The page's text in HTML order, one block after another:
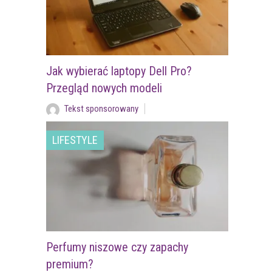
Jak wybierać laptopy Dell Pro?
Przegląd nowych modeli
Tekst sponsorowany
LIFESTYLE
Perfumy niszowe czy zapachy
premium?